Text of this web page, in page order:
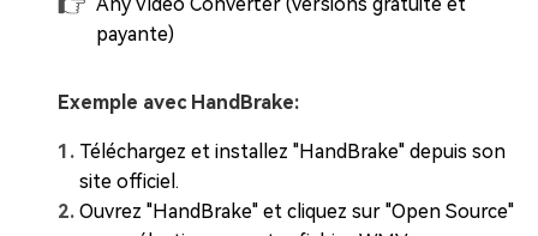
Any Video Converter (versions gratuite et
payante)
Exemple avec HandBrake:
Téléchargez et installez "HandBrake" depuis son
site officiel.
Ouvrez "HandBrake" et cliquez sur "Open Source"